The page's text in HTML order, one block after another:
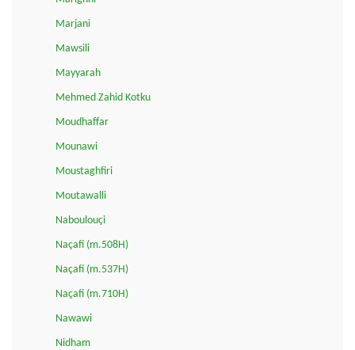
Marjani
Mawsili
Mayyarah
Mehmed Zahid Kotku
Moudhaffar
Mounawi
Moustaghfiri
Moutawalli
Naboulouçi
Naçafi (m.508H)
Naçafi (m.537H)
Naçafi (m.710H)
Nawawi
Nidham